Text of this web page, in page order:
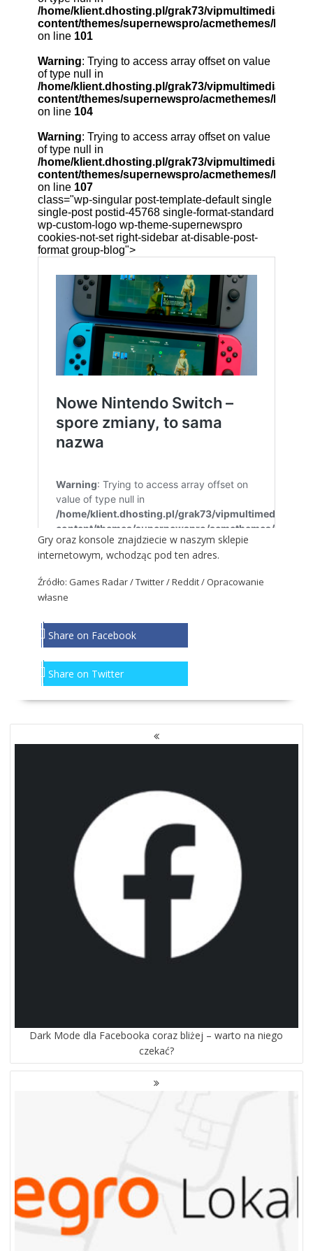
Gry oraz konsole znajdziecie w naszym sklepie
internetowym, wchodząc pod ten adres.
Źródło: Games Radar/ Twitter / Reddit / Opracowanie
własne
Share on Facebook
Share on Twitter
NAWIGACJA
PO
Dark Mode dla Facebooka coraz bliżej – warto na niego
czekać?